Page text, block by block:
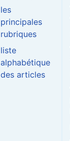
les
principales
rubriques
liste
alphabétique
des articles